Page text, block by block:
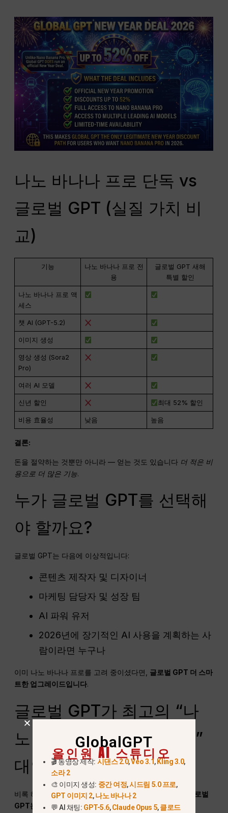
나노 바나나 프로 단독 vs
글로벌 GPT (실질 가치 비
교)
기능
나노 바나나 프로 전
용
글로벌 GPT 새해
특별 할인
나노 바나나 프로 액
세스
챗 AI (GPT-5.2)
이미지 생성
영상 생성 (Sora2
Pro)
여러 AI 모델
신년 할인 최대 52% 할인
비용 효율성 낮음 높음
결론:
돈을 절약하는 것뿐만 아니라 — 얻는 것도 있습니다 더 적은 비
용으로 더 많은 기능.
누가 글로벌 GPT를 선택해
야 할까요?
글로벌 GPT는 다음에 이상적입니다:
콘텐츠 제작자 및 디자이너
마케팅 담당자 및 성장 팀
AI 파워 유저
2026년에 장기적인 AI 사용을 계획하는 사
람이라면 누구나
이미 나노 바나나 프로를 고려 중이셨다면, 글로벌 GPT 더 스마
트한 업그레이드입니다.
글로벌 GPT가 최고의 “나
노 바나나 프로 신년 특가”
대안인 이유
비록 해당 키워드가 존재하지 않는 할인을 암시하지만,
글로벌
GPT는 검색의 진정한 의도를 충족시킵니다:
GlobalGPT
올인원 AI 스튜디오
🎬 동영상 제작: 시댄스 2.0,Veo 3.1, Kling 3.0,
소라 2
🎨 이미지 생성: 중간 여정,시드림 5.0 프로,
GPT 이미지 2,나노 바나나 2
💬 AI 채팅: GPT-5.6,Claude Opus 5,클로드